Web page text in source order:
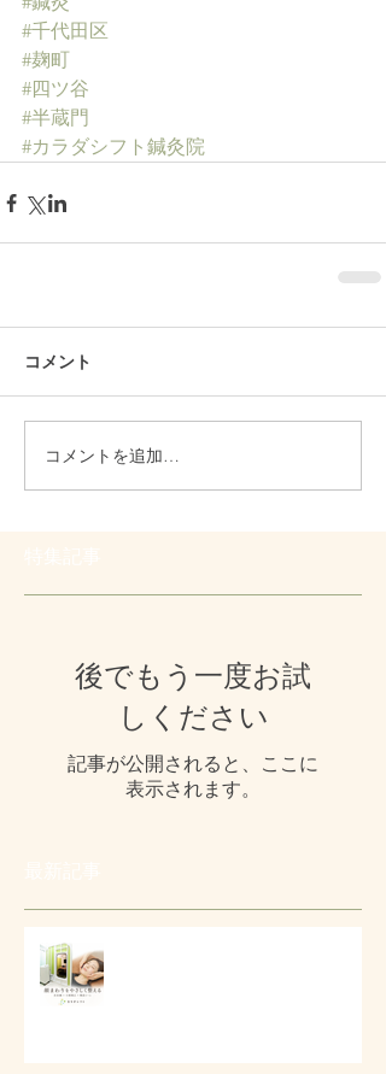
#千代田区
#麹町
#四ツ谷
#半蔵門
#カラダシフト鍼灸院
コメント
コメントを追加…
後でもう一度お試
しください
記事が公開されると、ここに
表示されます。